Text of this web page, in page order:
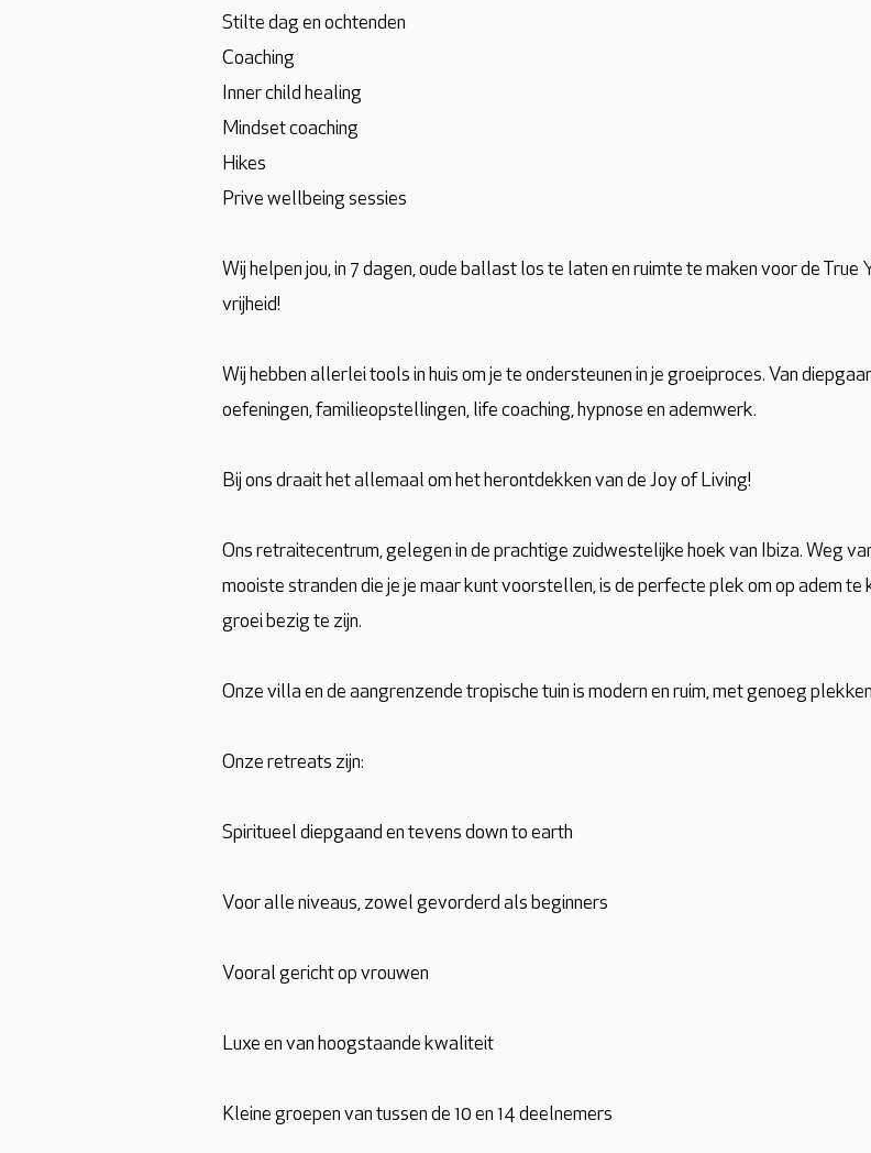
Stilte dag en ochtenden
Coaching
Inner child healing
Mindset coaching
Hikes
Prive wellbeing sessies
Wij helpen jou, in 7 dagen, oude ballast los te laten en ruimte te maken voor de True
vrijheid!
Wij hebben allerlei tools in huis om je te ondersteunen in je groeiproces. Van
oefeningen, familieopstellingen, life coaching, hypnose en ademwerk.
Bij ons draait het allemaal om het herontdekken van de Joy of Living!
Ons retraitecentrum, gelegen in de prachtige zuidwestelijke hoek van Ibiza. Weg
mooiste stranden die je je maar kunt voorstellen, is de perfecte plek om op adem
groei bezig te zijn.
Onze villa en de aangrenzende tropische tuin is modern en ruim, met genoeg
Onze retreats zijn:
Spiritueel diepgaand en tevens down to earth
Voor alle niveaus, zowel gevorderd als beginners
Vooral gericht op vrouwen
Luxe en van hoogstaande kwaliteit
Kleine groepen van tussen de 10 en 14 deelnemers